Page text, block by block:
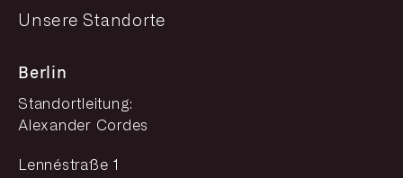
Unsere Standorte
Berlin
Standortleitung:
Alexander Cordes
Lennéstraße 1